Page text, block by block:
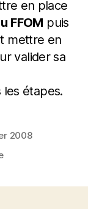
en place
FFOM puis
mettre en
valider sa
étapes.
2008
sur